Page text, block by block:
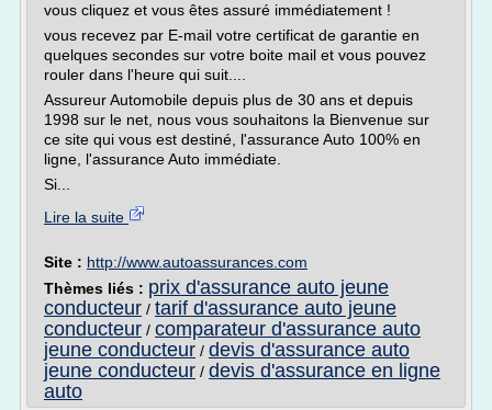
vous cliquez et vous êtes assuré immédiatement !
vous recevez par E-mail votre certificat de garantie en
quelques secondes sur votre boite mail et vous pouvez
rouler dans l'heure qui suit....
Assureur Automobile depuis plus de 30 ans et depuis
1998 sur le net, nous vous souhaitons la Bienvenue sur
ce site qui vous est destiné, l'assurance Auto 100% en
ligne, l'assurance Auto immédiate.
Si...
Lire la suite
Site : http://www.autoassurances.com
Thèmes liés : prix d'assurance auto jeune
conducteur / tarif d'assurance auto jeune
conducteur / comparateur d'assurance auto
jeune conducteur / devis d'assurance auto
jeune conducteur / devis d'assurance en ligne
auto